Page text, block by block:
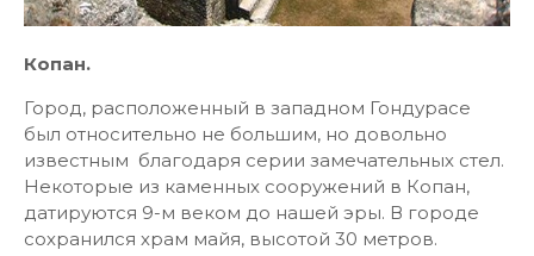
Копан.
Город, расположенный в западном Гондурасе
был относительно не большим, но довольно
известным благодаря серии замечательных стел.
Некоторые из каменных сооружений в Копан,
датируются 9-м веком до нашей эры. В городе
сохранился храм майя, высотой 30 метров.